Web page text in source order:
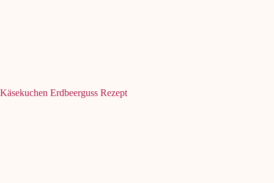
Käsekuchen Erdbeerguss Rezept